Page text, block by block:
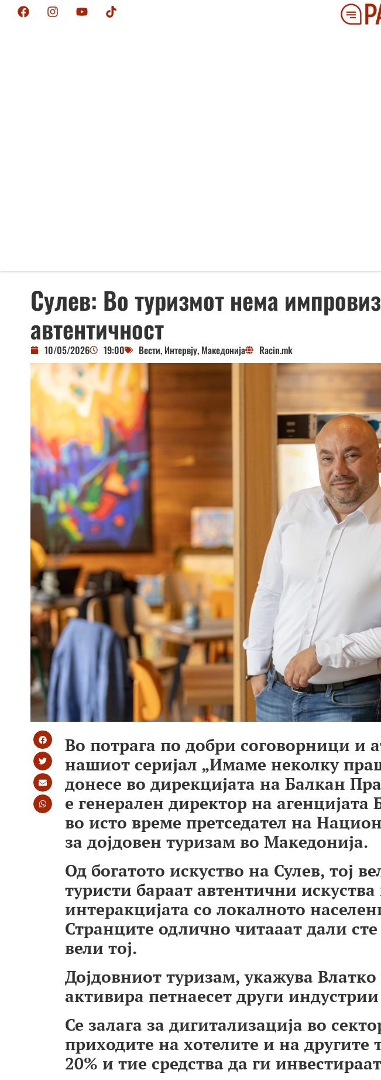
Сулев: Во туризмот нема
автентичност
10/05/2026 19:00 Вести, Интервју, Македонија Racin.mk
Во потрага по добри соговорници и
нашиот серијал „Имаме неколку
донесе во дирекцијата на Балкан
e генерален директор на
во исто време претседател на
за дојдовен туризам во Македонија.
Од богатото искуство на Сулев, тој
туристи бараат автентични
интеракцијата со локалното
Странците одлично читааат дали
вели тој.
Дојдовниот туризам, укажува Влатко
активира петнаесет други
Се залага за дигитализација во
приходите на хотелите и на другите
20% и тие средства да ги